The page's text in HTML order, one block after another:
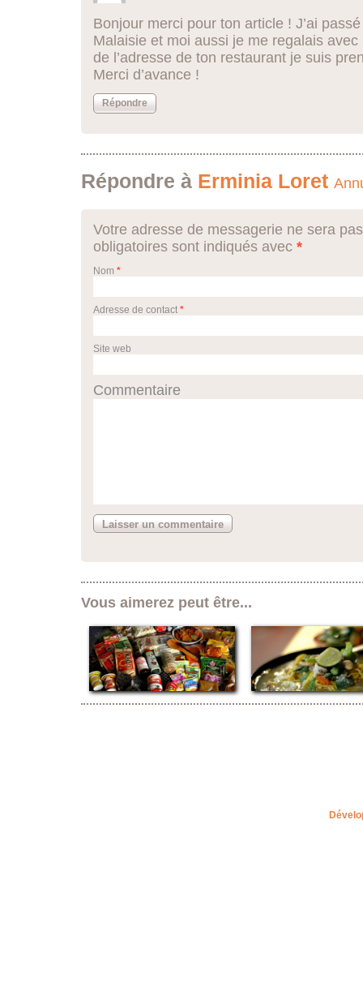
Bonjour merci pour ton article ! J’ai
Malaisie et moi aussi je me regalais
de l’adresse de ton restaurant je suis
Merci d’avance !
Répondre
Répondre à Erminia Loret
Votre adresse de messagerie ne sera
obligatoires sont indiqués avec *
Nom *
Adresse de contact *
Site web
Commentaire
Vous aimerez peut être...